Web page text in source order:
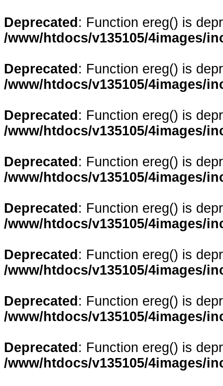
Deprecated : Function ereg() is
/www/htdocs/v135105/4images/
Deprecated : Function ereg() is
/www/htdocs/v135105/4images/
Deprecated : Function ereg() is
/www/htdocs/v135105/4images/
Deprecated : Function ereg() is
/www/htdocs/v135105/4images/
Deprecated : Function ereg() is
/www/htdocs/v135105/4images/
Deprecated : Function ereg() is
/www/htdocs/v135105/4images/
Deprecated : Function ereg() is
/www/htdocs/v135105/4images/
Deprecated : Function ereg() is
/www/htdocs/v135105/4images/